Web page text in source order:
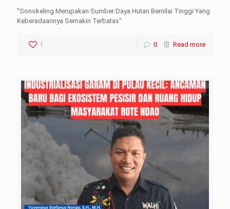
"Sonokeling Merupakan Sumber Daya Hutan Bernilai Tinggi Yang
Keberadaannya Semakin Terbatas"
1 0 Read more